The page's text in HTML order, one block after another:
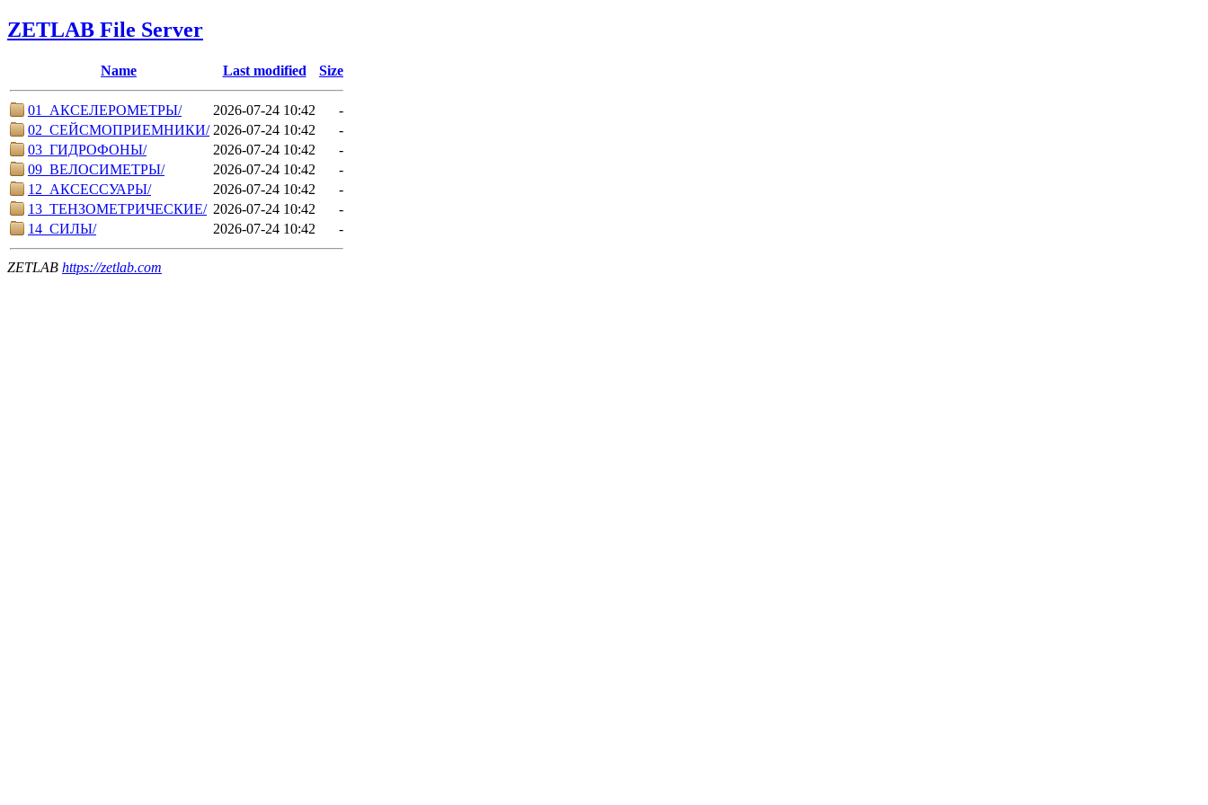
ZETLAB File Server
Name Last modified Size
01_АКСЕЛЕРОМЕТРЫ/ 2026-07-24 10:42
-
02_СЕЙСМОПРИЕМНИКИ/ 2026-07-24 10:42
-
03_ГИДРОФОНЫ/
2026-07-24 10:42
-
09_ВЕЛОСИМЕТРЫ/
2026-07-24 10:42
-
12_АКСЕССУАРЫ/
2026-07-24 10:42
-
13_ТЕНЗОМЕТРИЧЕСКИЕ/ 2026-07-24 10:42
-
14_СИЛЫ/
2026-07-24 10:42 -
ZETLAB https://zetlab.com